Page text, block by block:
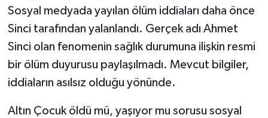
Sosyal medyada yayılan ölüm iddiaları daha önce
Sinci tarafından yalanlandı. Gerçek adı Ahmet
Sinci olan fenomenin sağlık durumuna ilişkin resmi
bir ölüm duyurusu paylaşılmadı. Mevcut bilgiler,
iddiaların asılsız olduğu yönünde.
Altın Çocuk öldü mü, yaşıyor mu sorusu sosyal